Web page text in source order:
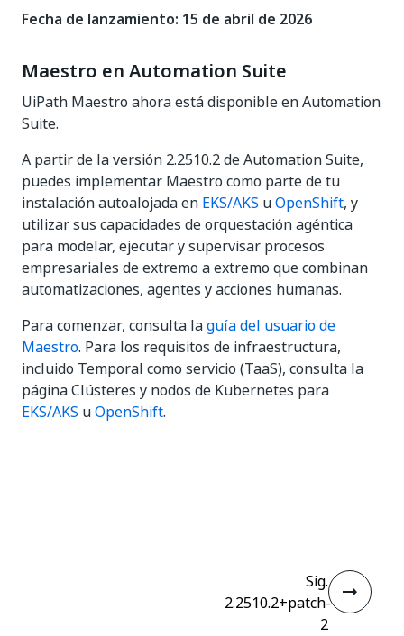
Fecha de lanzamiento: 15 de abril de 2026
Maestro en Automation Suite
UiPath Maestro ahora está disponible en Automation
Suite.
A partir de la versión 2.2510.2 de Automation Suite,
puedes implementar Maestro como parte de tu
instalación autoalojada en EKS/AKS uOpenShift, y
utilizar sus capacidades de orquestación agéntica
para modelar, ejecutar y supervisar procesos
empresariales de extremo a extremo que combinan
automatizaciones, agentes y acciones humanas.
Para comenzar, consulta laguía del usuario de
Maestro. Para los requisitos de infraestructura,
incluido Temporal como servicio (TaaS), consulta la
página Clústeres y nodos de Kubernetes para
EKS/AKS uOpenShift.
Sig.
2.2510.2+patch-
2